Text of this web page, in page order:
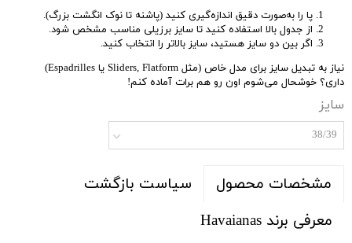
پا را به‌صورت دقیق اندازه‌گیری کنید (پاشنه تا نوک انگشت بزرگ).
از جدول بالا استفاده کنید تا سایز برزیلی مناسب مشخص شود.
اگر بین دو سایز هستید، سایز بالاتر را انتخاب کنید.
نیاز به تبدیل سایز برای مدل خاص (مثل Sliders, Flatform یا Espadrilles)
داری؟ خوشحال می‌شوم اون رو هم برات آماده کنم!
سایز
38/39
مشخصات محصول
سیاست بازگشت
معرفی برند Havaianas